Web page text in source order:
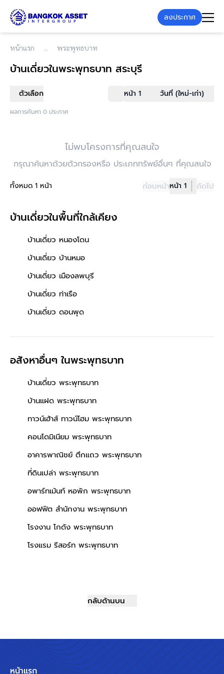
ลงประกาศ
หน้าแรก พระพุทธบาท
บ้านเดี่ยวในพระพุทธบาท สระบุรี
ตัวเลือก หน้า 1 วันที่ (ใหม่-เก่า)
ผลการค้นหา 0 ประกาศ
ไม่พบโครงการที่คุณสนใจ
กรุณาค้นหาด้วยตัวกรองหรือ ประเภททรัพย์อื่นๆ ที่คุณสนใจ
ทั้งหมด 1 หน้า ก่อนหน้าหน้า 1 ถัดไป
บ้านเดี่ยวในพื้นที่ใกล้เคียง
บ้านเดี่ยว หนองโดน
บ้านเดี่ยว บ้านหมอ
บ้านเดี่ยว เมืองลพบุรี
บ้านเดี่ยว ท่าเรือ
บ้านเดี่ยว ดอนพุด
อสังหาอื่นๆในพระพุทธบาท
บ้านเดี่ยว พระพุทธบาท
บ้านแฝด พระพุทธบาท
ทาวน์เฮ้าส์ ทาวน์โฮม พระพุทธบาท
คอนโดมิเนียม พระพุทธบาท
อาคารพาณิชย์ ตึกแถว พระพุทธบาท
ที่ดินเปล่า พระพุทธบาท
อพาร์ทเม้นท์ หอพัก พระพุทธบาท
ออฟฟิต สำนักงาน พระพุทธบาท
โรงงาน โกดัง พระพุทธบาท
โรงแรม รีสอร์ท พระพุทธบาท
กลับด้านบน
หน้าแรก